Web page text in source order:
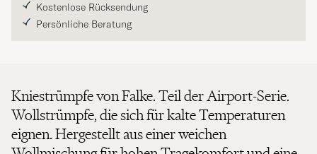
Kostenlose Rücksendung
Persönliche Beratung
Kniestrümpfe von Falke. Teil der Airport-Serie.
Wollstrümpfe, die sich für kalte Temperaturen
eignen. Hergestellt aus einer weichen